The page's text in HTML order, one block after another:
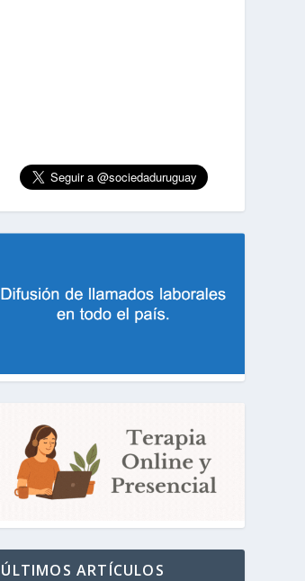
ÚLTIMOS ARTÍCULOS